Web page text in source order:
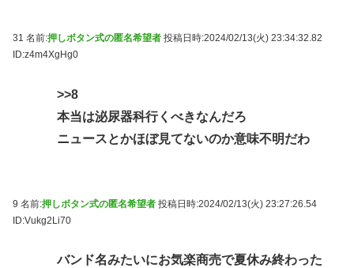
31 名前:押しボタン式の匿名希望者 投稿日時:2024/02/13(火) 23:34:32.82
ID:z4m4XgHg0
>>8
本当は泌尿器科行くべきなんだろ
ニュースとかほぼ見てないのか意味不明だわ
9 名前:押しボタン式の匿名希望者 投稿日時:2024/02/13(火) 23:27:26.54
ID:Vukg2Li70
バンド名みたいにお気楽商売で夏休み終わった